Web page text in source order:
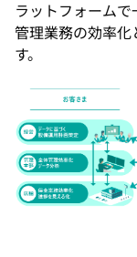
ラットフォーム
管理業務の効率化
す。